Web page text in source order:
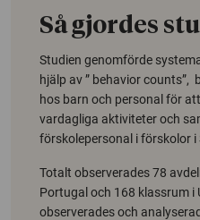
Så gjordes
Studien genomförde
hjälp av ” behavior counts”,
hos barn och personal för
vardagliga aktiviteter och
förskolepersonal i förskolor i
Totalt observerades 78
Portugal och 168 klassrum i
observerades och